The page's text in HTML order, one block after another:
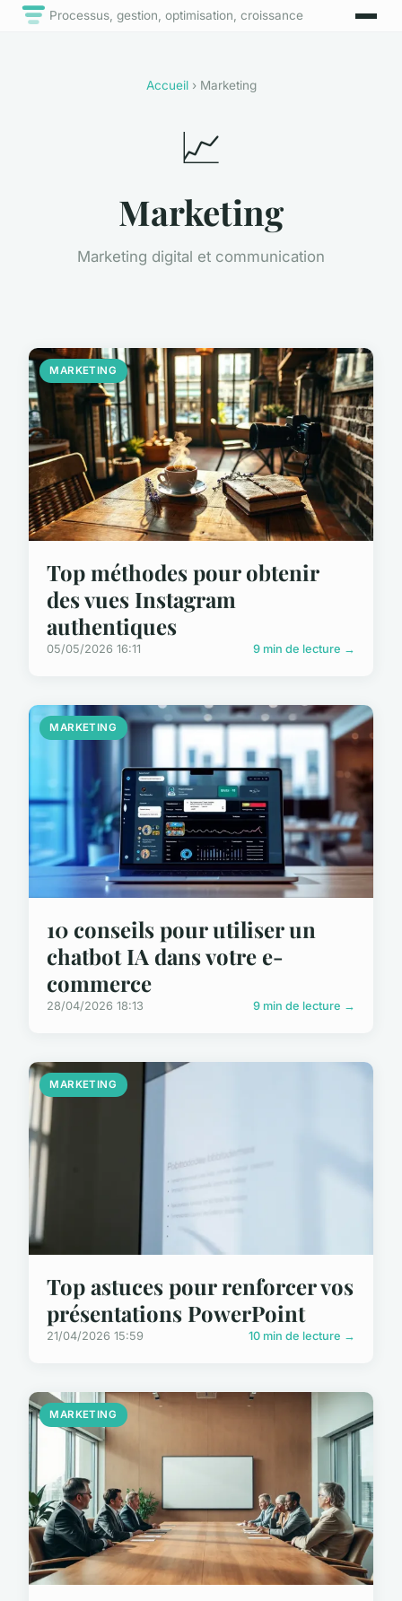
Processus, gestion, optimisation, croissance
Accueil› Marketing
📈
Marketing
Marketing digital et communication
MARKETING
Top méthodes pour obtenir
des vues Instagram
authentiques
05/05/2026 16:11 9 min de lecture →
MARKETING
10 conseils pour utiliser un
chatbot IA dans votre e-
commerce
28/04/2026 18:13 9 min de lecture →
MARKETING
Top astuces pour renforcer vos
présentations PowerPoint
21/04/2026 15:59 10 min de lecture →
MARKETING